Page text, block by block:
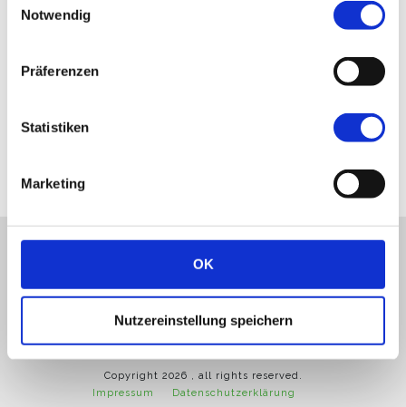
Notwendig
Präferenzen
Statistiken
Marketing
OK
Nutzereinstellung speichern
schlaudog-Tipps in diesem Beitrag: Die Wörter „Nein“ und
Impressum Datenschutzerklärung
Copyright 2026 , all rights reserved.